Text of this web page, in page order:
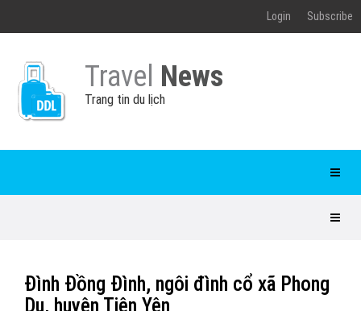
Login Subscribe
Travel News
Trang tin du lịch
Đình Đồng Đình, ngôi đình cổ xã Phong
Dụ, huyện Tiên Yên